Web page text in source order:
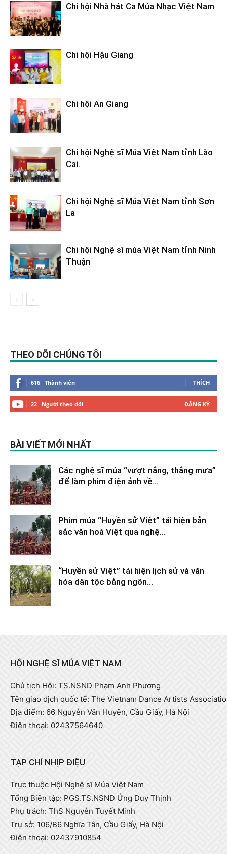
Chi hội Nhà hát Ca Múa Nhạc Việt Nam
Chi hội Hậu Giang
Chi hội An Giang
Chi hội Nghệ sĩ Múa Việt Nam tỉnh Lào
Cai.
Chi hội Nghệ sĩ Múa Việt Nam tỉnh Sơn
La
Chi hội Nghệ sĩ múa Việt Nam tỉnh Ninh
Thuận
THEO DÕI CHÚNG TÔI
616 Thành viên THÍCH
22 Người theo dõi ĐĂNG KÝ
BÀI VIẾT MỚI NHẤT
Các nghệ sĩ múa “vượt nắng, thắng mưa”
để làm phim điện ảnh về...
Phim múa “Huyền sử Việt” tái hiện bản
sắc văn hoá Việt qua nghệ...
“Huyền sử Việt” tái hiện lịch sử và văn
hóa dân tộc bằng ngôn...
HỘI NGHỆ SĨ MÚA VIỆT NAM
Chủ tịch Hội: TS.NSND Phạm Anh Phương
Tên giao dịch quốc tế: The Vietnam Dance Artists
Địa điểm: 66 Nguyễn Văn Huyên, Cầu Giấy, Hà Nội
Điện thoại: 02437564640
TẠP CHÍ NHỊP ĐIỆU
Trực thuộc Hội Nghệ sĩ Múa Việt Nam
Tổng Biên tập: PGS.TS.NSND Ứng Duy Thịnh
Phụ trách: ThS Nguyễn Tuyết Minh
Trụ sở: 106/B6 Nghĩa Tân, Cầu Giấy, Hà Nội
Điện thoại: 02437910854